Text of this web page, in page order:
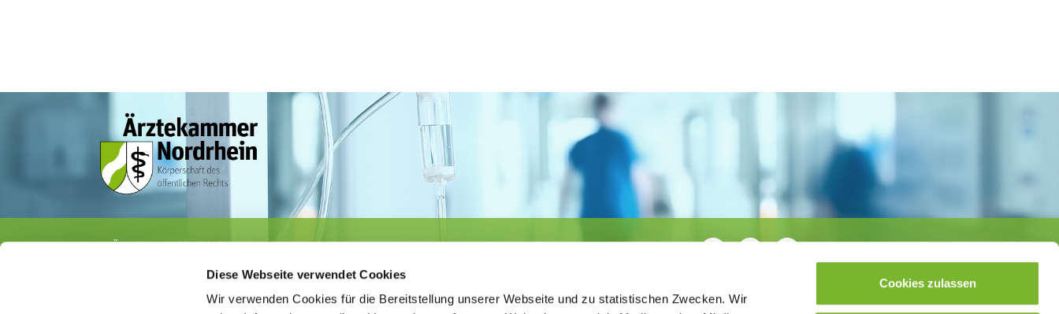
Diese Webseite verwendet Cookies
Wir verwenden Cookies für die Bereitstellung unserer Webseite und zu statistischen Zwecken. Wir
Cookies zulassen
Ärztekammer Nordrhein
· Fax 0211 / 4302 2009
aerztekammer@aekno.de
Körperschaft des öffentlichen Rechts